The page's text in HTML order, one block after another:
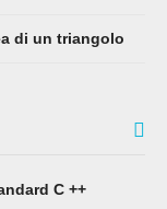
di un triangolo
C ++